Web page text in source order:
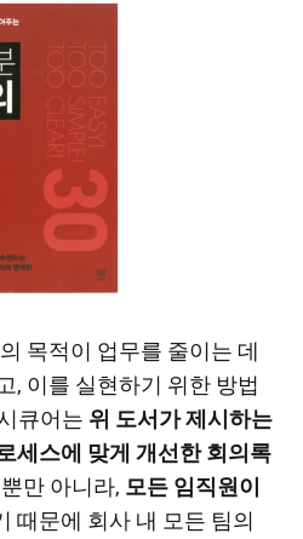
목적이 업무를 줄이는 데
, 이를 실현하기 위한 방법
큐어는 위 도서가 제시하는
세스에 맞게 개선한 회의록
만 아니라, 모든 임직원이
때문에 회사 내 모든 팀의